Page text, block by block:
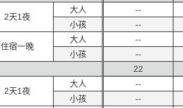
2天1夜
大人
小孩
住宿一晚
大人
小孩
2天1夜
大人
小孩
--
--
--
--
22
--
--